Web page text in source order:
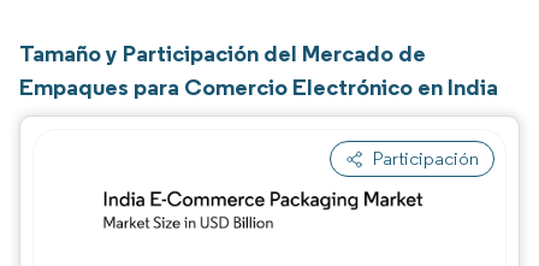
Tamaño y Participación del Mercado de
Empaques para Comercio Electrónico en India
Participación